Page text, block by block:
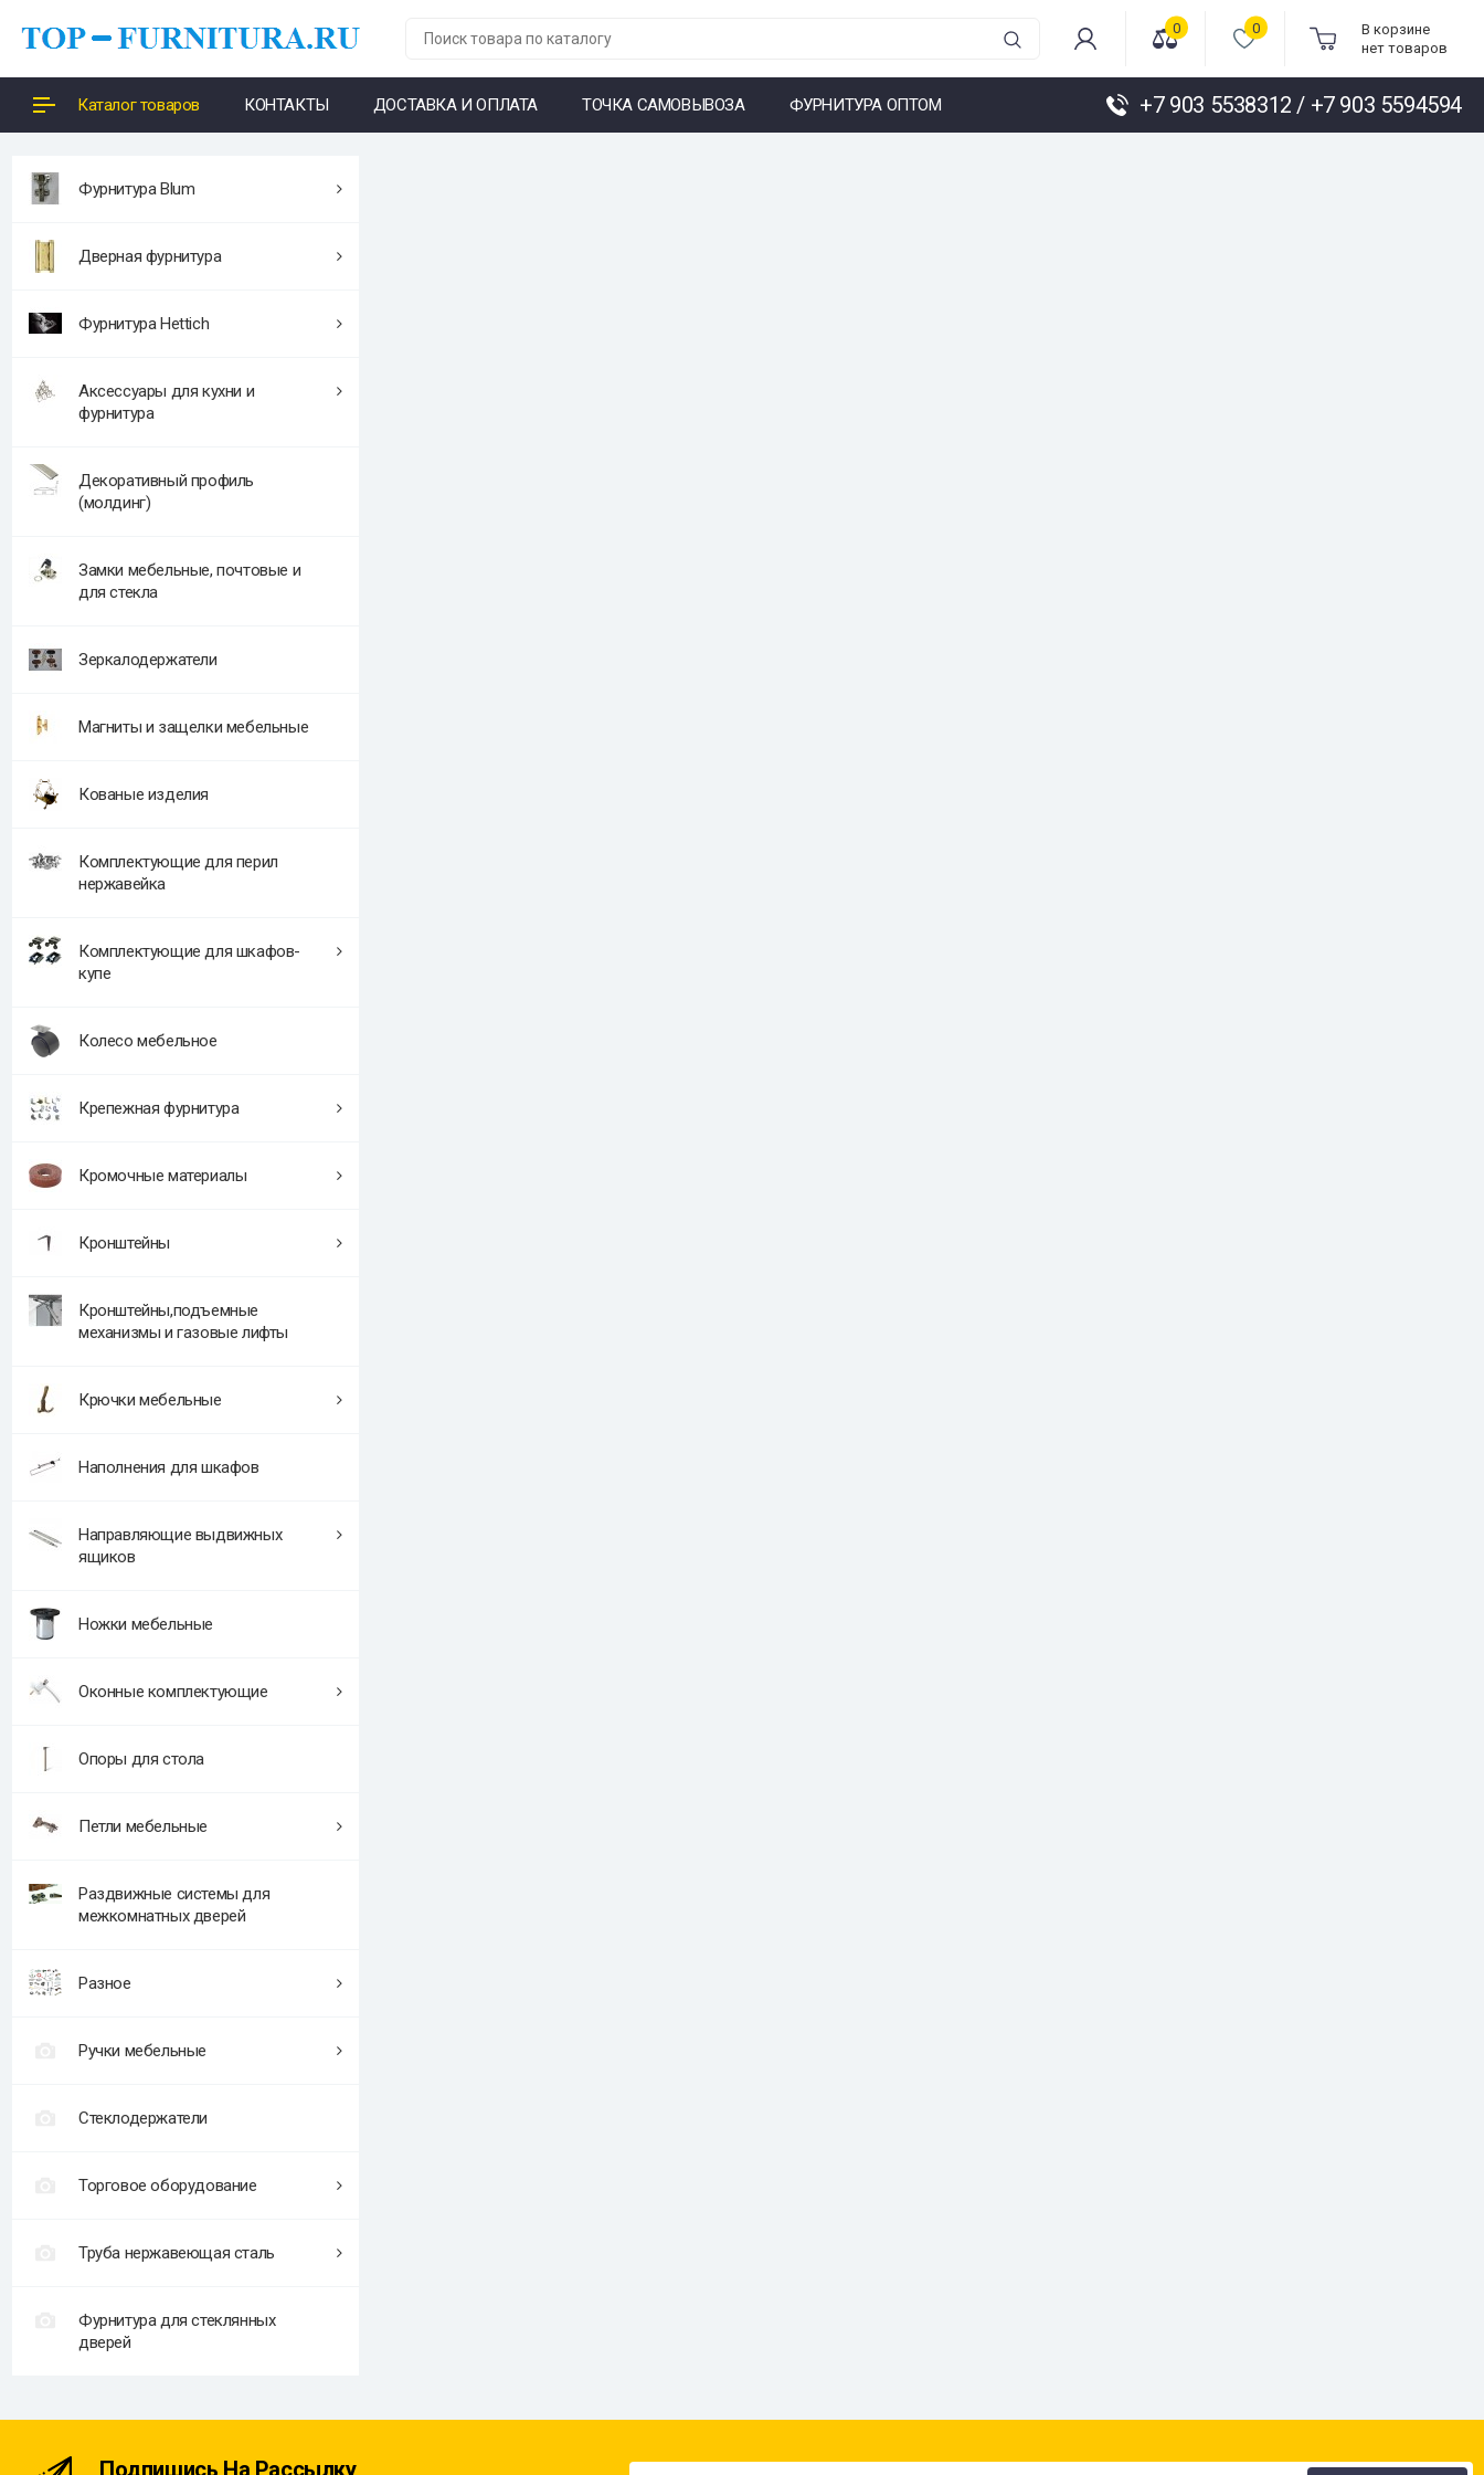
0 0
В корзине
нет товаров
Каталог товаров КОНТАКТЫ ДОСТАВКА И ОПЛАТА ТОЧКА САМОВЫВОЗА ФУРНИТУРА ОПТОМ +7 903 5538312 / +7 903 5594594
Фурнитура Blum
Дверная фурнитура
Фурнитура Hettich
Аксессуары для кухни и
фурнитура
Декоративный профиль
(молдинг)
Замки мебельные, почтовые и
для стекла
Зеркалодержатели
Магниты и защелки мебельные
Кованые изделия
Комплектующие для перил
нержавейка
Комплектующие для шкафов-
купе
Колесо мебельное
Крепежная фурнитура
Кромочные материалы
Кронштейны
Кронштейны,подъемные
механизмы и газовые лифты
Крючки мебельные
Наполнения для шкафов
Направляющие выдвижных
ящиков
Ножки мебельные
Оконные комплектующие
Опоры для стола
Петли мебельные
Раздвижные системы для
межкомнатных дверей
Разное
Ручки мебельные
Стеклодержатели
Торговое оборудование
Труба нержавеющая сталь
Фурнитура для стеклянных
дверей
Подпишись На Рассылку